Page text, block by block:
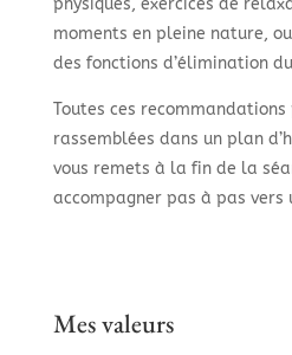
moments en pleine nature,
des fonctions d’élimination
Toutes ces
rassemblées dans un plan
vous remets à la fin de la
accompagner pas à pas
Mes valeurs